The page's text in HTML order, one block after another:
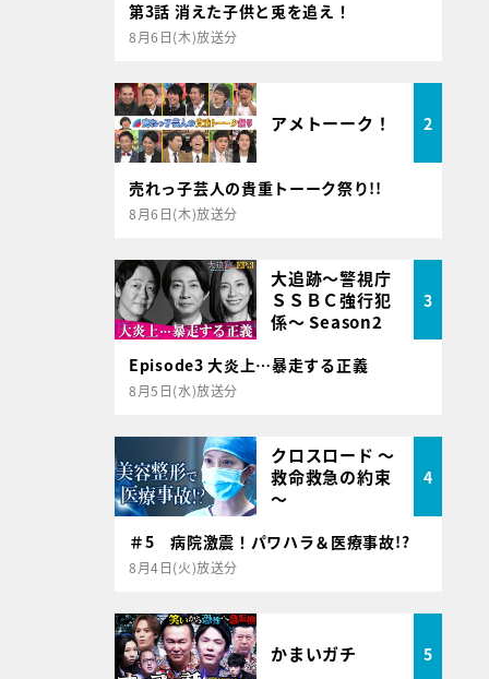
第3話 消えた子供と兎を追え！
8月6日(木)放送分
アメトーーク！ 2
売れっ子芸人の貴重トーーク祭り!!
8月6日(木)放送分
大追跡～警視庁
ＳＳＢＣ強行犯
係～ Season2
3
Episode3 大炎上…暴走する正義
8月5日(水)放送分
クロスロード ～
救命救急の約束
～
4
＃5 病院激震！パワハラ＆医療事故!?
8月4日(火)放送分
かまいガチ 5